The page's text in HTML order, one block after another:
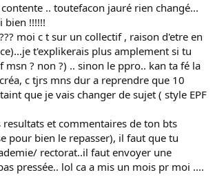
.. toutefacon jauré rien changé...
bien !!!!!!
moi c t sur un collectif , raison d'etre en
t'explikerais plus amplement si tu
msn ? non ?) .. sinon le ppro.. kan ta fé la
c tjrs mns dur a reprendre que 10
que je vais changer de sujet ( style EPF
et commentaires de ton bts
pour bien le repasser), il faut que tu
rectorat..il faut envoyer une
pressée.. lol ca a mis un mois pr moi ....